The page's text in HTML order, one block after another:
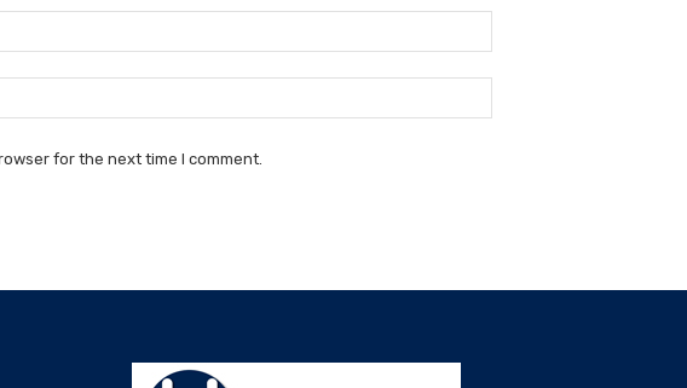
for the next time I comment.